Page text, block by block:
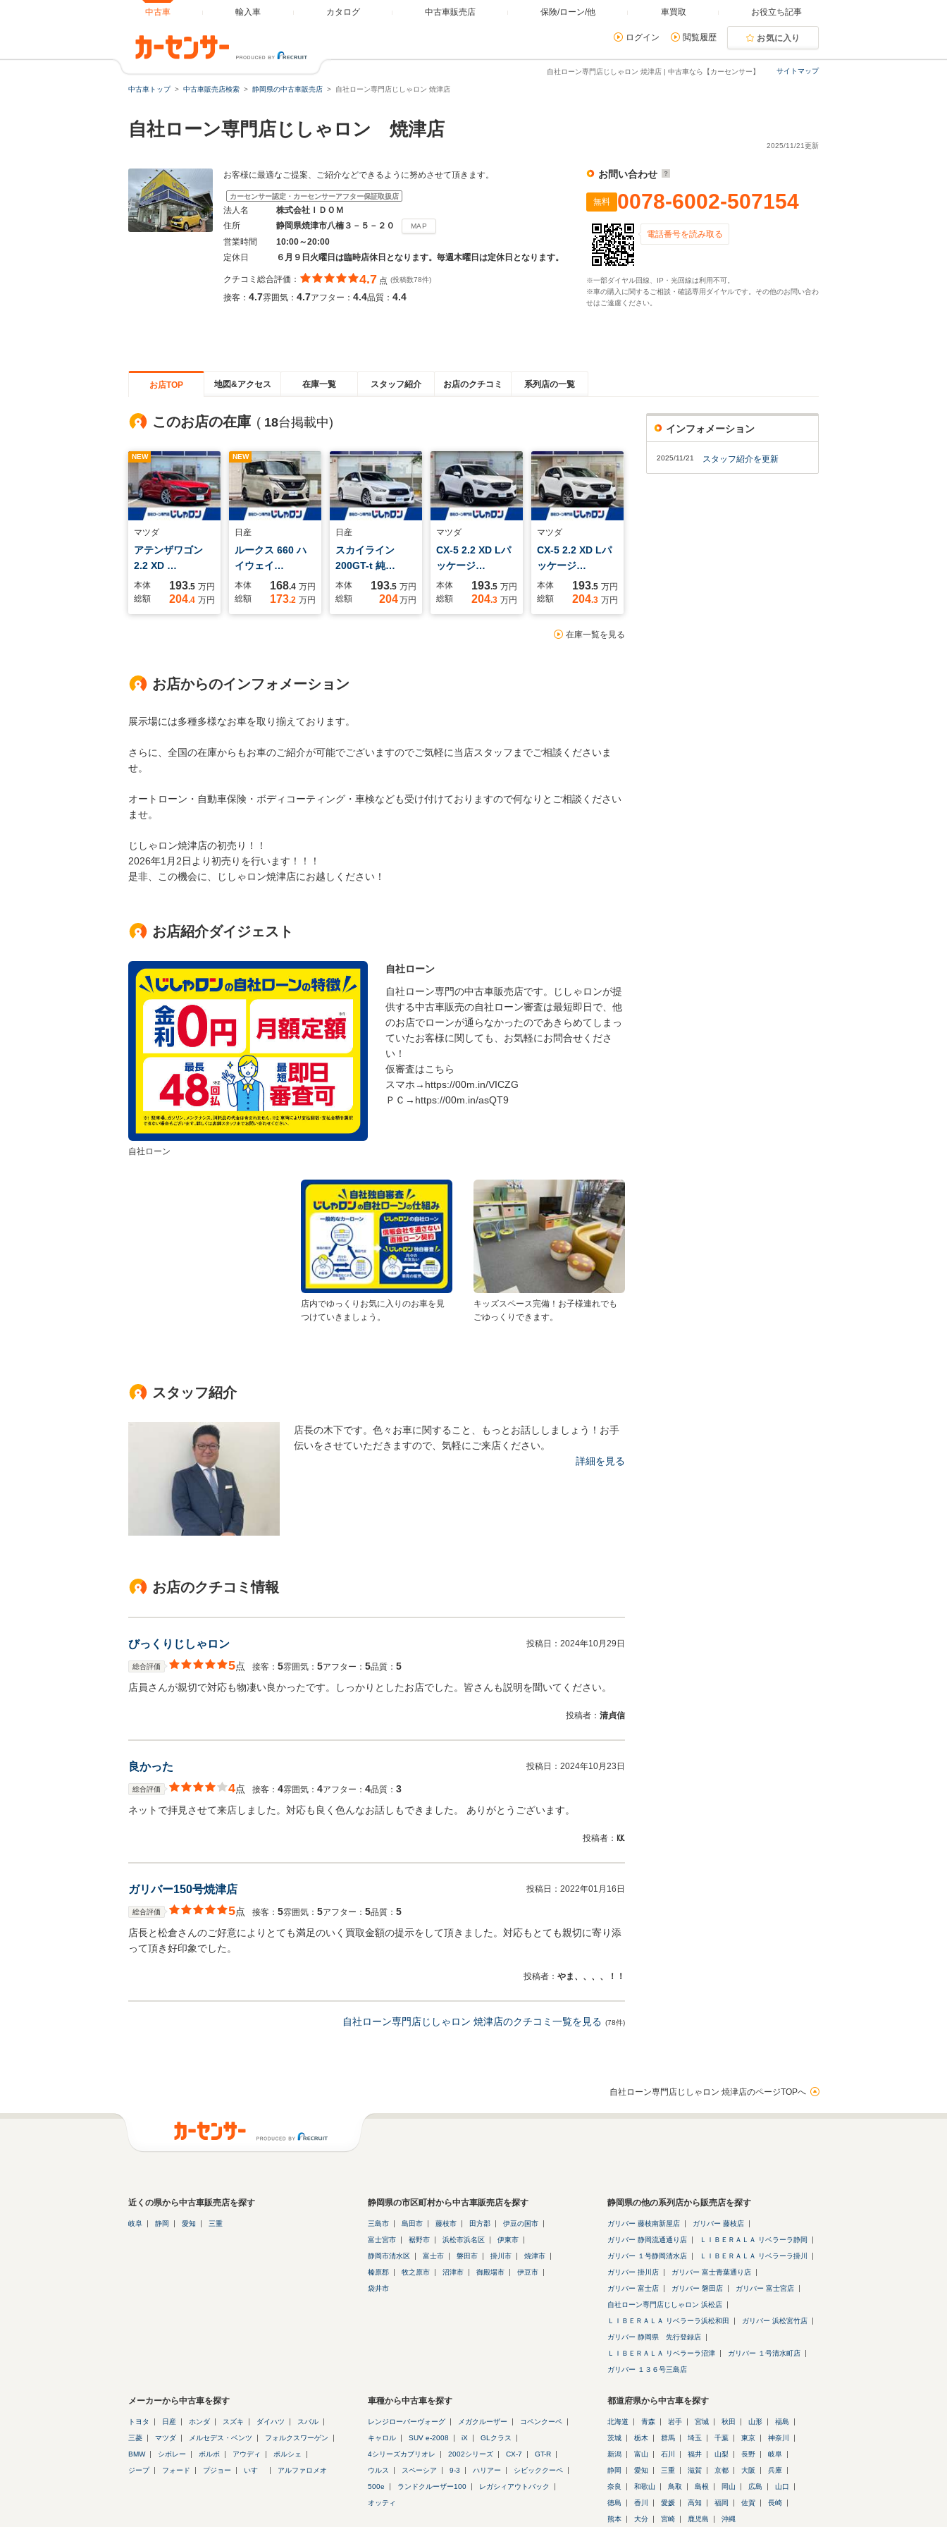
中古車 輸入車 カタログ 中古車販売店 保険/ローン/他 車買取 お役立ち記事
ログイン 閲覧履歴 お気に入り
サイトマップ
自社ローン専門店じしゃロン 焼津店 | 中古車なら【カーセンサー】
中古車トップ 中古車販売店検索 静岡県の中古車販売店 自社ローン専門店じしゃロン 焼津店
自社ローン専門店じしゃロン 焼津店
2025/11/21更新
お客様に最適なご提案、ご紹介などできるように努めさせて頂きます。
カーセンサー認定・カーセンサーアフター保証取扱店
法人名
株式会社ＩＤＯＭ
住所
静岡県焼津市八楠３－５－２０ MAP
営業時間
10:00～20:00
定休日
６月９日火曜日は臨時店休日となります。毎週木曜日は定休日となります。
クチコミ総合評価： 4.7 点 (投稿数78件)
接客： 4.7雰囲気： 4.7アフター： 4.4品質： 4.4
お問い合わせ
無料 0078-6002-507154
電話番号を読み取る
※一部ダイヤル回線、IP・光回線は利用不可。
※車の購入に関するご相談・確認専用ダイヤルです。その他のお問い合わ
せはご遠慮ください。
お店TOP 地図&アクセス 在庫一覧 スタッフ紹介 お店のクチコミ 系列店の一覧
このお店の在庫 ( 18台掲載中)
NEW
マツダ
アテンザワゴン
2.2 XD …
本体 193.5 万円
総額
204.4 万円
NEW
日産
ルークス 660 ハ
イウェイ…
本体 168.4 万円
総額
173.2 万円
日産
スカイライン
200GT-t 純…
本体 193.5 万円
総額
204万円
マツダ
CX-5 2.2 XD Lパ
ッケージ…
本体 193.5 万円
総額
204.3 万円
マツダ
CX-5 2.2 XD Lパ
ッケージ…
本体 193.5 万円
総額
204.3 万円
在庫一覧を見る
お店からのインフォメーション
展示場には多種多様なお車を取り揃えております。
さらに、全国の在庫からもお車のご紹介が可能でございますのでご気軽に当店スタッフまでご相談くださいま
せ。
オートローン・自動車保険・ボディコーティング・車検なども受け付けておりますので何なりとご相談ください
ませ。
じしゃロン焼津店の初売り！！
2026年1月2日より初売りを行います！！！
是非、この機会に、じしゃロン焼津店にお越しください！
お店紹介ダイジェスト
自社ローン
自社ローン
自社ローン専門の中古車販売店です。じしゃロンが提
供する中古車販売の自社ローン審査は最短即日で、他
のお店でローンが通らなかったのであきらめてしまっ
ていたお客様に関しても、お気軽にお問合せくださ
い！
仮審査はこちら
スマホ→https://00m.in/VICZG
ＰＣ→https://00m.in/asQT9
店内でゆっくりお気に入りのお車を見
つけていきましょう。
キッズスペース完備！お子様連れでも
ごゆっくりできます。
スタッフ紹介
店長の木下です。色々お車に関すること、もっとお話ししましょう！お手
伝いをさせていただきますので、気軽にご来店ください。
詳細を見る
お店のクチコミ情報
びっくりじしゃロン 投稿日： 2024年10月29日
総合評価 5点 接客： 5雰囲気： 5アフター： 5品質： 5
店員さんが親切で対応も物凄い良かったです。しっかりとしたお店でした。皆さんも説明を聞いてください。
投稿者： 清貞信
良かった 投稿日： 2024年10月23日
総合評価 4点 接客： 4雰囲気： 4アフター： 4品質： 3
ネットで拝見させて来店しました。対応も良く色んなお話しもできました。 ありがとうございます。
投稿者： ㏍
ガリバー150号焼津店 投稿日： 2022年01月16日
総合評価 5点 接客： 5雰囲気： 5アフター： 5品質： 5
店長と松倉さんのご好意によりとても満足のいく買取金額の提示をして頂きました。対応もとても親切に寄り添
って頂き好印象でした。
投稿者： やま、、、、！！
自社ローン専門店じしゃロン 焼津店のクチコミ一覧を見る (78件)
インフォメーション
2025/11/21 スタッフ紹介を更新
自社ローン専門店じしゃロン 焼津店のページTOPへ
近くの県から中古車販売店を探す
岐阜 静岡 愛知 三重
静岡県の市区町村から中古車販売店を探す
三島市 島田市 藤枝市 田方郡 伊豆の国市
富士宮市 裾野市 浜松市浜名区 伊東市
静岡市清水区 富士市 磐田市 掛川市 焼津市
榛原郡 牧之原市 沼津市 御殿場市 伊豆市
袋井市
静岡県の他の系列店から販売店を探す
ガリバー 藤枝南新屋店 ガリバー 藤枝店
ガリバー 静岡流通通り店 ＬＩＢＥＲＡＬＡ リベラーラ静岡
ガリバー １号静岡清水店 ＬＩＢＥＲＡＬＡ リベラーラ掛川
ガリバー 掛川店 ガリバー 富士青葉通り店
ガリバー 富士店 ガリバー 磐田店 ガリバー 富士宮店
自社ローン専門店じしゃロン 浜松店
ＬＩＢＥＲＡＬＡ リベラーラ浜松和田 ガリバー 浜松宮竹店
ガリバー 静岡県 先行登録店
ＬＩＢＥＲＡＬＡ リベラーラ沼津 ガリバー １号清水町店
ガリバー １３６号三島店
メーカーから中古車を探す
トヨタ 日産 ホンダ スズキ ダイハツ スバル
三菱 マツダ メルセデス・ベンツ フォルクスワーゲン
BMW シボレー ボルボ アウディ ポルシェ
ジープ フォード プジョー いすゞ アルファロメオ
車種から中古車を探す
レンジローバーヴォーグ メガクルーザー コペンクーペ
キャロル SUV e-2008 iX GLクラス
4シリーズカブリオレ 2002シリーズ CX-7 GT-R
ウルス スペーシア 9-3 ハリアー シビッククーペ
500e ランドクルーザー100 レガシィアウトバック
オッティ
都道府県から中古車を探す
北海道 青森 岩手 宮城 秋田 山形 福島
茨城 栃木 群馬 埼玉 千葉 東京 神奈川
新潟 富山 石川 福井 山梨 長野 岐阜
静岡 愛知 三重 滋賀 京都 大阪 兵庫
奈良 和歌山 鳥取 島根 岡山 広島 山口
徳島 香川 愛媛 高知 福岡 佐賀 長崎
熊本 大分 宮崎 鹿児島 沖縄